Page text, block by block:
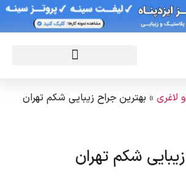
لاغری » بهترین جراح زیبایی شکم تهران
شکم تهران